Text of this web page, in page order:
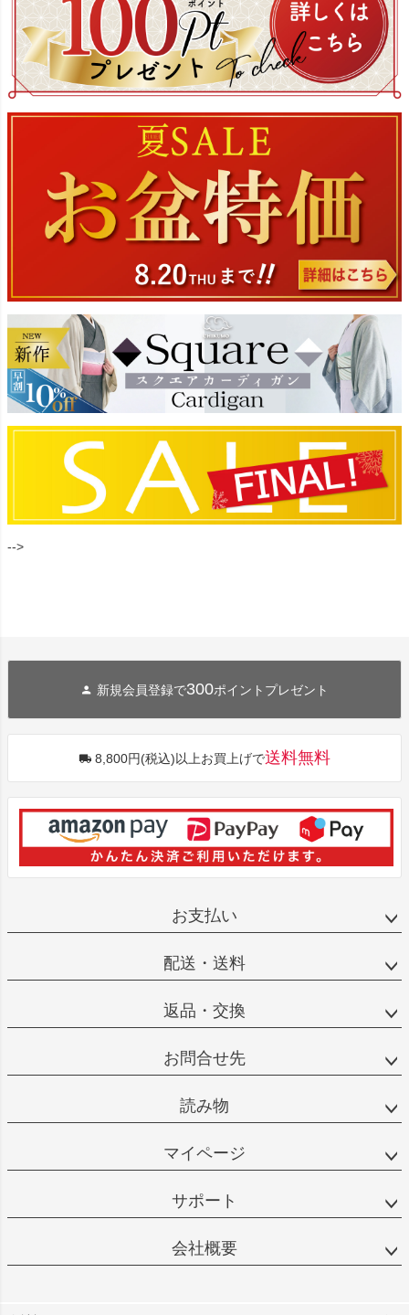
-->
新規会員登録で300ポイントプレゼント
8,800円(税込)以上お買上げで送料無料
お支払い
配送・送料
返品・交換
お問合せ先
読み物
マイページ
サポート
会社概要